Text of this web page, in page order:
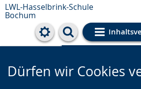
LWL-Hasselbrink-Schule
Bochum
Cookie-
Dürfen wir Cookies